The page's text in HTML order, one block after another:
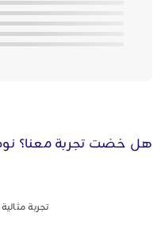
هل خضت تجربة معنا؟
تجربة